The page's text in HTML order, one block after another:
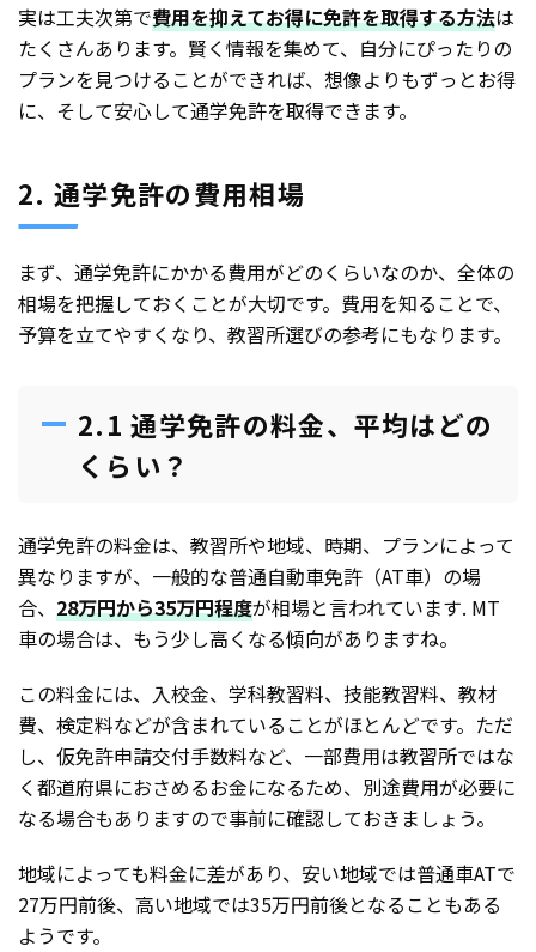
実は工夫次第で費用を抑えてお得に免許を取得する方法は
たくさんあります。賢く情報を集めて、自分にぴったりの
プランを見つけることができれば、想像よりもずっとお得
に、そして安心して通学免許を取得できます。
2. 通学免許の費用相場
まず、通学免許にかかる費用がどのくらいなのか、全体の
相場を把握しておくことが大切です。費用を知ることで、
予算を立てやすくなり、教習所選びの参考にもなります。
2.1 通学免許の料金、平均はどの
くらい？
通学免許の料金は、教習所や地域、時期、プランによって
異なりますが、一般的な普通自動車免許（AT車）の場
合、 28万円から35万円程度が相場と言われています. MT
車の場合は、もう少し高くなる傾向がありますね。
この料金には、入校金、学科教習料、技能教習料、教材
費、検定料などが含まれていることがほとんどです。ただ
し、仮免許申請交付手数料など、一部費用は教習所ではな
く都道府県におさめるお金になるため、別途費用が必要に
なる場合もありますので事前に確認しておきましょう。
地域によっても料金に差があり、安い地域では普通車ATで
27万円前後、高い地域では35万円前後となることもある
ようです。